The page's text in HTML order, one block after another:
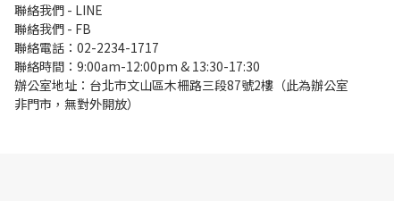
聯絡我們 - LINE
聯絡我們 - FB
聯絡電話：02-2234-1717
聯絡時間：9:00am-12:00pm & 13:30-17:30
辦公室地址：台北市文山區木柵路三段87號2樓（此為辦公室
非門市，無對外開放）